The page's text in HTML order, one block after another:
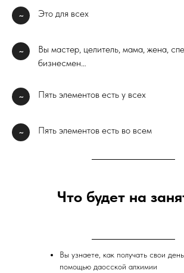
~ Это для всех
~
Вы мастер, целитель, мама, жена,
бизнесмен…
~ Пять элементов есть у всех
~ Пять элементов есть во всем
Что будет на
Вы узнаете, как получать свои
помощью даосской алхимии